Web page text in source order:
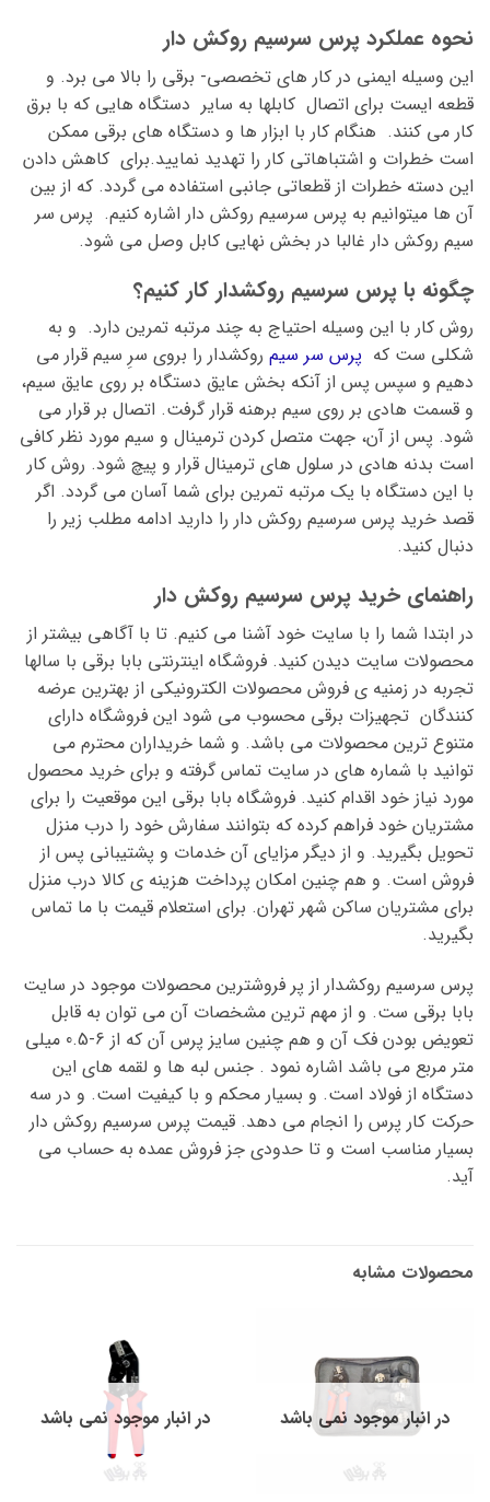
نحوه عملکرد پرس سرسیم روکش دار
این وسیله ایمنی در کار های تخصصی- برقی را بالا می برد. و
قطعه ایست برای اتصال کابلها به سایر دستگاه هایی که با برق
کار می کنند. هنگام کار با ابزار ها و دستگاه های برقی ممکن
است خطرات و اشتباهاتی کار را تهدید نمایید.برای کاهش دادن
این دسته خطرات از قطعاتی جانبی استفاده می گردد. که از بین
آن ها میتوانیم به پرس سرسیم روکش دار اشاره کنیم. پرس سر
سیم روکش دار غالبا در بخش نهایی کابل وصل می شود.
چگونه با پرس سرسیم روکشدار کار کنیم؟
روش کار با این وسیله احتیاج به چند مرتبه تمرین دارد. و به
شکلی ست که پرس سر سیم روکشدار را بروی سرِ سیم قرار می
دهیم و سپس پس از آنکه بخش عایق دستگاه بر روی عایق سیم،
و قسمت هادی بر روی سیم برهنه قرار گرفت. اتصال بر قرار می
شود. پس از آن، جهت متصل کردن ترمینال و سیم مورد نظر کافی
است بدنه هادی در سلول های ترمینال قرار و پیچ شود. روش کار
با این دستگاه با یک مرتبه تمرین برای شما آسان می گردد. اگر
قصد خرید پرس سرسیم روکش دار را دارید ادامه مطلب زیر را
دنبال کنید.
راهنمای خرید پرس سرسیم روکش دار
در ابتدا شما را با سایت خود آشنا می کنیم. تا با آگاهی بیشتر از
محصولات سایت دیدن کنید. فروشگاه اینترنتی بابا برقی با سالها
تجربه در زمنیه ی فروش محصولات الکترونیکی از بهترین عرضه
کنندگان تجهیزات برقی محسوب می شود این فروشگاه دارای
متنوع ترین محصولات می باشد. و شما خریداران محترم می
توانید با شماره های در سایت تماس گرفته و برای خرید محصول
مورد نیاز خود اقدام کنید. فروشگاه بابا برقی این موقعیت را برای
مشتریان خود فراهم کرده که بتوانند سفارش خود را درب منزل
تحویل بگیرید. و از دیگر مزایای آن خدمات و پشتیبانی پس از
فروش است. و هم چنین امکان پرداخت هزینه ی کالا درب منزل
برای مشتریان ساکن شهر تهران. برای استعلام قیمت با ما تماس
بگیرید.
پرس سرسیم روکشدار از پر فروشترین محصولات موجود در سایت
بابا برقی ست. و از مهم ترین مشخصات آن می توان به قابل
تعویض بودن فک آن و هم چنین سایز پرس آن که از 6-0.5 میلی
متر مربع می باشد اشاره نمود . جنس لبه ها و لقمه های این
دستگاه از فولاد است. و بسیار محکم و با کیفیت است. و در سه
حرکت کار پرس را انجام می دهد. قیمت پرس سرسیم روکش دار
بسیار مناسب است و تا حدودی جز فروش عمده به حساب می
آید.
محصولات مشابه
در انبار موجود نمی باشد در انبار موجود نمی باشد